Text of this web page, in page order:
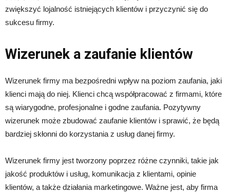
zwiększyć lojalność istniejących klientów i przyczynić się do
sukcesu firmy.
Wizerunek a zaufanie klientów
Wizerunek firmy ma bezpośredni wpływ na poziom zaufania, jaki
klienci mają do niej. Klienci chcą współpracować z firmami, które
są wiarygodne, profesjonalne i godne zaufania. Pozytywny
wizerunek może zbudować zaufanie klientów i sprawić, że będą
bardziej skłonni do korzystania z usług danej firmy.
Wizerunek firmy jest tworzony poprzez różne czynniki, takie jak
jakość produktów i usług, komunikacja z klientami, opinie
klientów, a także działania marketingowe. Ważne jest, aby firma